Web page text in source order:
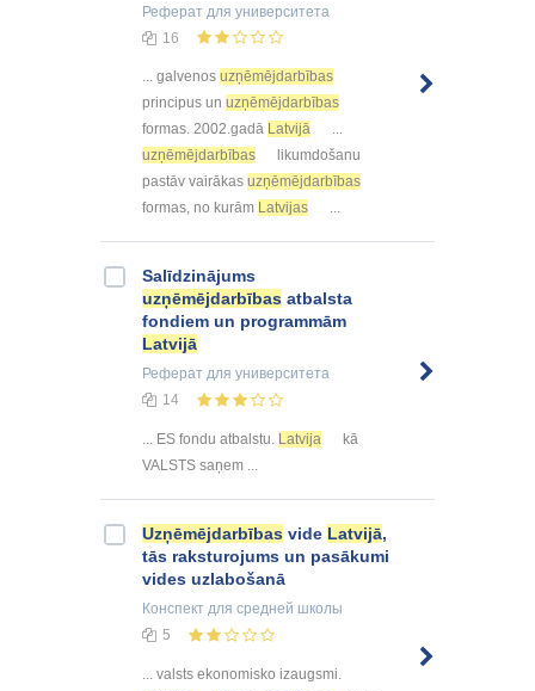
Реферат для университета
16
... galvenos uzņēmējdarbības
principus un uzņēmējdarbības
formas. 2002.gadā Latvijā
...
uzņēmējdarbības
likumdošanu
pastāv vairākas uzņēmējdarbības
formas, no kurām Latvijas ...
Salīdzinājums
uzņēmējdarbības atbalsta
fondiem un programmām
Latvijā
Реферат для университета
14
... ES fondu atbalstu. Latvija
kā
VALSTS saņem ...
Uzņēmējdarbības vide Latvijā,
tās raksturojums un pasākumi
vides uzlabošanā
Конспект для средней школы
5
... valsts ekonomisko izaugsmi.